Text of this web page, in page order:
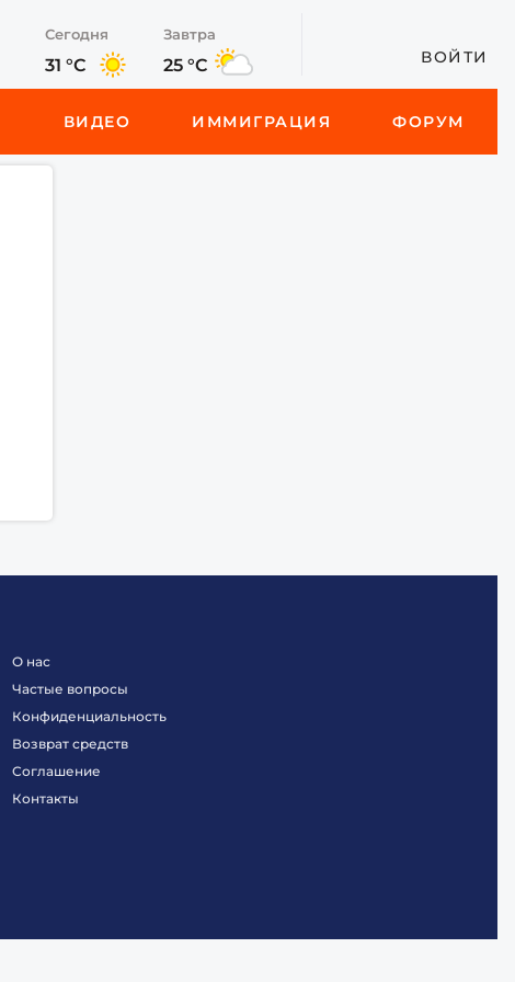
Сегодня
31 °C
Завтра
25 °C ВОЙТИ
ВИДЕО ИММИГРАЦИЯ ФОРУМ
О нас
Частые вопросы
Конфиденциальность
Возврат средств
Соглашение
Контакты